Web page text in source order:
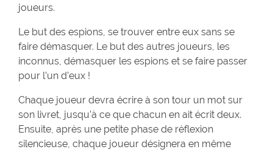
joueurs.
Le but des espions, se trouver entre eux sans se
faire démasquer. Le but des autres joueurs, les
inconnus, démasquer les espions et se faire passer
pour l’un d’eux !
Chaque joueur devra écrire à son tour un mot sur
son livret, jusqu’à ce que chacun en ait écrit deux.
Ensuite, après une petite phase de réflexion
silencieuse, chaque joueur désignera en même